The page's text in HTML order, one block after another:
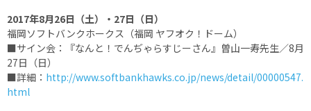
2017年8月26日（土）・27日（日）
福岡ソフトバンクホークス（福岡 ヤフオク！ドーム）
■サイン会：『なんと！でんぢゃらすじーさん』曽山一寿先生／8月
27日（日）
■詳細： http://www.softbankhawks.co.jp/news/detail/00000547.
html